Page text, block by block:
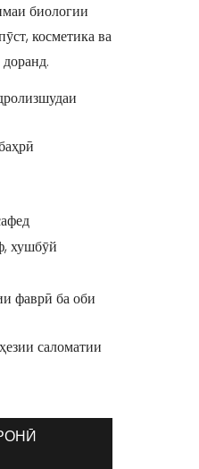
биологии
косметика ва
хушбӯй
фаврӣ ба оби
саломатии